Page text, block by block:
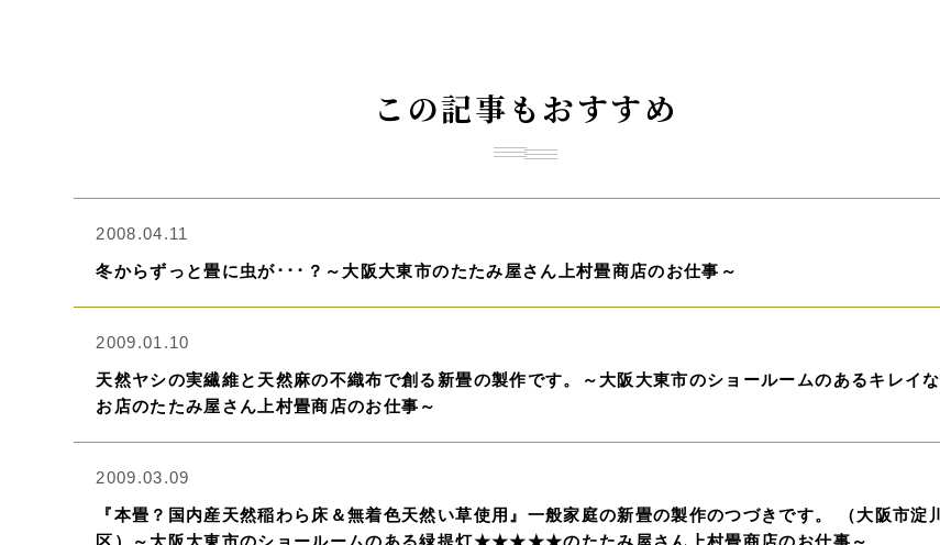
この記事もおすすめ
2008.04.11
冬からずっと畳に虫が･･･？～大阪大東市のたたみ屋さん上村畳商店のお仕事～
2009.01.10
天然ヤシの実繊維と天然麻の不織布で創る新畳の製作です。～大阪大東市のショールームのあるキレイな
お店のたたみ屋さん上村畳商店のお仕事～
2009.03.09
『本畳？国内産天然稲わら床＆無着色天然い草使用』一般家庭の新畳の製作のつづきです。 （大阪市淀川
区）～大阪大東市のショールームのある緑提灯★★★★★のたたみ屋さん上村畳商店のお仕事～